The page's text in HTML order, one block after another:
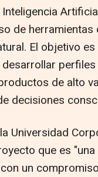
Inteligencia
de
El objetivo
de alto
decisiones
Universidad
que es
un